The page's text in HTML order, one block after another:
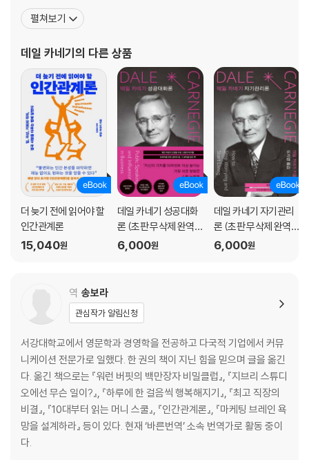
있는 헌사도 놓치지 않았다. (카네기는 실제로 화법에 일가견이 있는 사람
4 사람을 이끄는 꿀 한 방울
6 불만을 잠그는 안전밸브
7 자기 생각이라고 느끼면 협력한다
8 기적을 안겨줄 공식
9 모두가 원하는 것
10 상대가 원하게끔 호소하라
11 방송 매체처럼 극적으로 표현하라
12 아무것도 통하지 않을 때 최후의 수단
4부 사람의 변화를 이끄는 리더가 되는 9가지 원칙
1 비판해야 한다면 이렇게 시작하라
3 당신의 잘못을 먼저 말하라
5 상대방의 체면을 세워주자
6 다른 이를 성공으로 이끄는 방법
7 좋은 평판을 부여하라
8 고치기 쉬운 잘못이라 느끼게 하라
9 기꺼이 협력하게 만드는 법
5부 기적을 가져다준 편지들
6부 행복한 결혼 생활을 위한 7가지 원칙
1 결혼 생활의 무덤을 파는 가장 빠른 방법
연은 사람들이 자신의 경험과 성취를 나누는 나눔의 장이 되었다. 이
어서 그는 카네기 연구소를 설립해 인간 경영과 자기 계발 분야에서
그의 가르침은 지금까지도 수많은 사람들을 성공으로
펼쳐보기
데일 카네기 의 다른 상품
더 늦기 전에 읽어야 할
인간관계론
15,040원
데일 카네기 성공대화
론 (초판 무삭제 완역
본)
6,000원
데일 카네기 자기관리
론 (초판 무삭제 완역
본)
6,000원
역 송보라
관심작가 알림신청
서강대학교에서 영문학과 경영학을 전공하고 다국적 기업에서 커뮤
니케이션 전문가로 일했다. 한 권의 책이 지닌 힘을 믿으며 글을 옮긴
다. 옮긴 책으로는 『워런 버핏의 백만장자 비밀클럽』, 『지브리 스튜디
오에선 무슨 일이?』, 『하루에 한 걸음씩 행복해지기』, 『최고 직장의
비결』, 『10대부터 읽는 머니 스쿨』, 『인간관계론』, 『마케팅 브레인 욕
망을 설계하라』 등이 있다. 현재 ‘바른번역’ 소속 번역가로 활동 중이
다.